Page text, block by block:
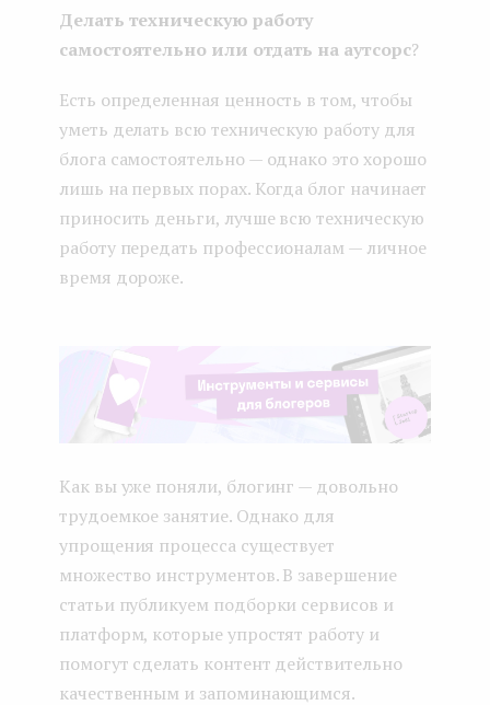
Делать техническую работу
самостоятельно или отдать на аутсорс?
Есть определенная ценность в том, чтобы
уметь делать всю техническую работу для
блога самостоятельно — однако это хорошо
лишь на первых порах. Когда блог начинает
приносить деньги, лучше всю техническую
работу передать профессионалам — личное
время дороже.
Как вы уже поняли, блогинг — довольно
трудоемкое занятие. Однако для
упрощения процесса существует
множество инструментов. В завершение
статьи публикуем подборки сервисов и
платформ, которые упростят работу и
помогут сделать контент действительно
качественным и запоминающимся.